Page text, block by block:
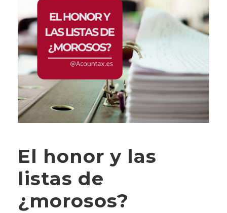
El honor y las
listas de
¿morosos?